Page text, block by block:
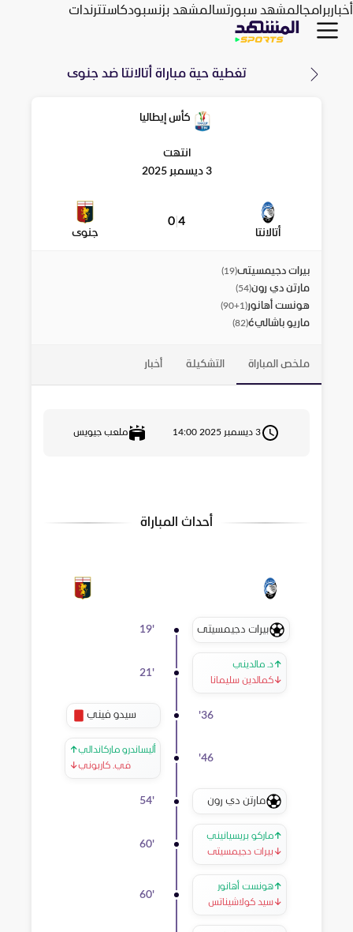
أخباربرامجالمشهد سبورتسالمشهد بزنسبودكاستترندات
تغطية حية مباراة أتالانتا ضد جنوى
كأس إيطاليا
انتهت
3 ديسمبر 2025
أتالانتا
4
0
جنوى
بيرات دجيمسيتى(
19
)
مارتن دي رون(
54
)
هونست أهانور(
90+1
)
ماريو باشاليć (
82
)
ملخص المباراة التشكيلة أخبار
3 ديسمبر 2025 14:00 ملعب جيويس
أحداث المباراة
بيرات دجيمسيتى 19'
↑د. مالديني
↓كمالدين سليمانا
21'
36
' سيدو فيني
46
'
↑أليساندرو ماركاندالي
↓في. كاربوني
مارتن دي رون 54'
↑ماركو بريسيانيني
↓ بيرات دجيمسيتى
60'
↑هونست أهانور
↓سيد كولاشيناتس
60'